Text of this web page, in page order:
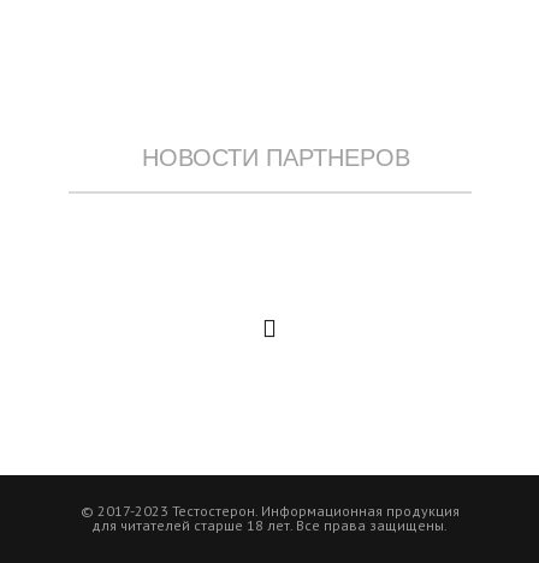
НОВОСТИ ПАРТНЕРОВ
© 2017-2023 Тестостерон. Информационная продукция
для читателей старше 18 лет. Все права защищены.